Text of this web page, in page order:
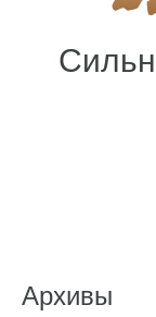
Архивы